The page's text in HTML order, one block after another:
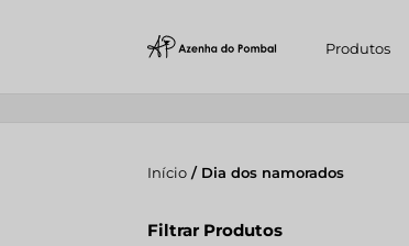
Produtos
Início / Dia dos namorados
Filtrar Produtos